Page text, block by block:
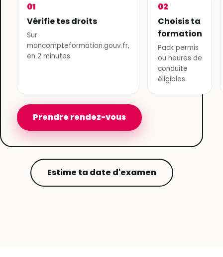
01
Vérifie tes droits
Sur
moncompteformation.gouv.fr,
en 2 minutes.
02
Choisis ta
formation
Pack permis
ou heures de
conduite
éligibles.
Prendre rendez-vous
Estime ta date d'examen